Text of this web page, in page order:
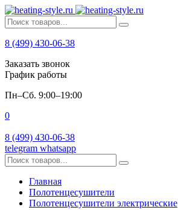
8 (499) 430-06-38
Заказать звонок
График работы
Пн–Сб. 9:00–19:00
0
8 (499) 430-06-38
telegram whatsapp
Главная
Полотенцесушители
Полотенцесушители электрические